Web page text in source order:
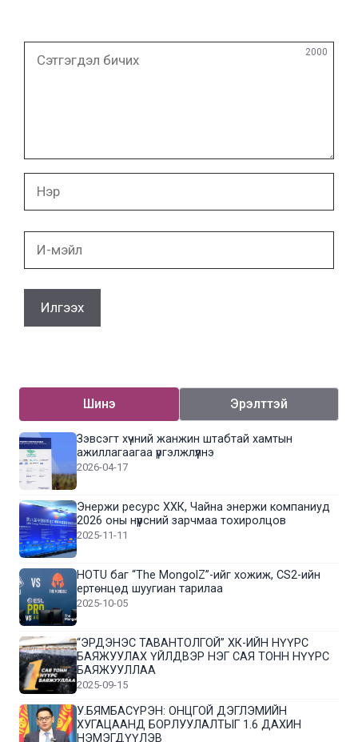
2000
мэйл
Шинэ Эрэлттэй
Зэвсэгт хүчний жанжин штабтай хамтын
ажиллагаагаа үргэлжлүүлнэ
2026-04-17
Энержи ресурс ХХК, Чайна энержи компаниуд
2026 оны нүүрсний зарчмаа тохиролцов
2025-11-11
HOTU баг “The MongolZ”-ийг хожиж, CS2-ийн
ертөнцөд шуугиан тарилаа
2025-10-05
“ЭРДЭНЭС ТАВАНТОЛГОЙ” ХК-ИЙН НҮҮРС
БАЯЖУУЛАХ ҮЙЛДВЭР НЭГ САЯ ТОНН НҮҮРС
БАЯЖУУЛЛАА
2025-09-15
У.БЯМБАСҮРЭН: ОНЦГОЙ ДЭГЛЭМИЙН
ХУГАЦААНД БОРЛУУЛАЛТЫГ 1.6 ДАХИН
НЭМЭГДҮҮЛЭВ